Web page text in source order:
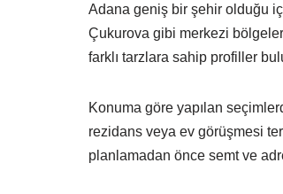
Adana geniş bir şehir olduğu
Çukurova gibi merkezi
farklı tarzlara sahip profiller
Konuma göre yapılan
rezidans veya ev görüşmesi
planlamadan önce semt ve